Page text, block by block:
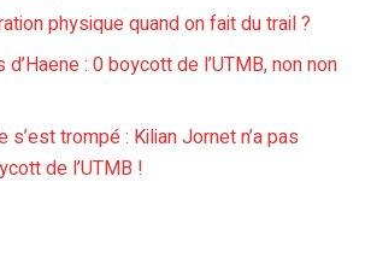
physique quand on fait du trail ?
d’Haene : 0 boycott de l’UTMB, non non
s’est trompé : Kilian Jornet n’a pas
de l’UTMB !